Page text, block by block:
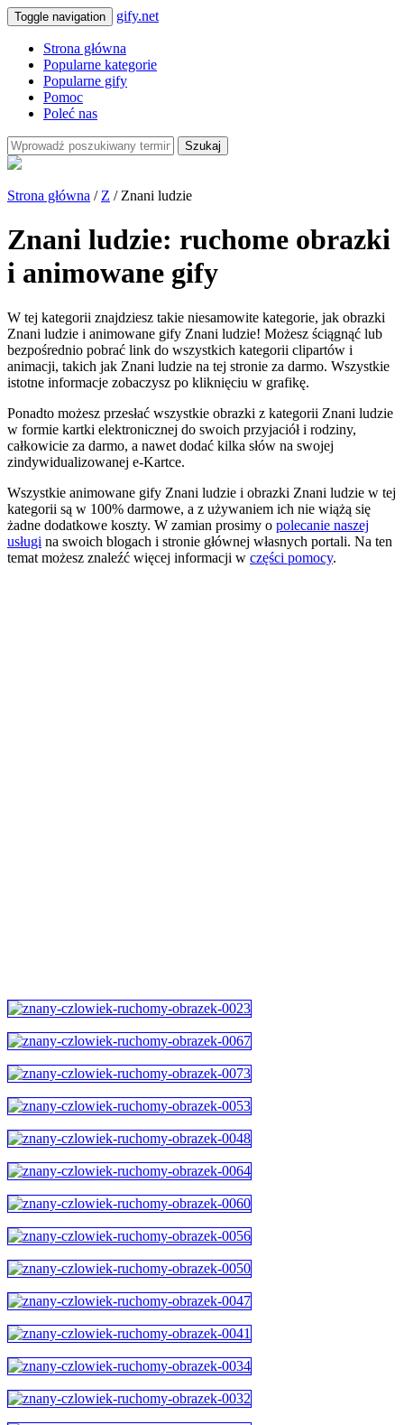
Toggle navigation gify.net
Strona główna
Popularne kategorie
Popularne gify
Pomoc
Poleć nas
Szukaj
Strona główna / Z / Znani ludzie
Znani ludzie: ruchome obrazki
i animowane gify
W tej kategorii znajdziesz takie niesamowite kategorie, jak obrazki
Znani ludzie i animowane gify Znani ludzie! Możesz ściągnąć lub
bezpośrednio pobrać link do wszystkich kategorii clipartów i
animacji, takich jak Znani ludzie na tej stronie za darmo. Wszystkie
istotne informacje zobaczysz po kliknięciu w grafikę.
Ponadto możesz przesłać wszystkie obrazki z kategorii Znani ludzie
w formie kartki elektronicznej do swoich przyjaciół i rodziny,
całkowicie za darmo, a nawet dodać kilka słów na swojej
zindywidualizowanej e-Kartce.
Wszystkie animowane gify Znani ludzie i obrazki Znani ludzie w tej
kategorii są w 100% darmowe, a z używaniem ich nie wiążą się
żadne dodatkowe koszty. W zamian prosimy o polecanie naszej
usługi na swoich blogach i stronie głównej własnych portali. Na ten
temat możesz znaleźć więcej informacji w części pomocy.